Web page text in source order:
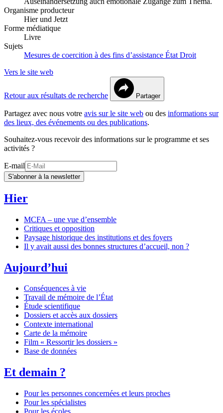
Organisme producteur
Hier und Jetzt
Forme médiatique
Livre
Sujets
Mesures de coercition à des fins d’assistance État Droit
Vers le site web
Retour aux résultats de recherche Partager
Partagez avec nous votre avis sur le site web ou des informations sur
des lieux, des événements ou des publications.
Souhaitez-vous recevoir des informations sur le programme et ses
activités ?
E-mail
S'abonner à la newsletter
Hier
MCFA – une vue d’ensemble
Critiques et opposition
Paysage historique des institutions et des foyers
Il y avait aussi des bonnes structures d’accueil, non ?
Aujourd’hui
Conséquences à vie
Travail de mémoire de l’État
Étude scientifique
Dossiers et accès aux dossiers
Contexte international
Carte de la mémoire
Film « Ressortir les dossiers »
Base de données
Et demain ?
Pour les personnes concernées et leurs proches
Pour les spécialistes